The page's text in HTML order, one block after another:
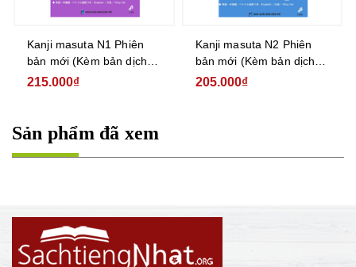
Kanji masuta N1 Phiên
bản mới (Kèm bản dịch
tiếng Việt)
215.000₫
Kanji masuta N2 Phiên
bản mới (Kèm bản dịch
tiếng Việt)
205.000₫
Sản phẩm đã xem